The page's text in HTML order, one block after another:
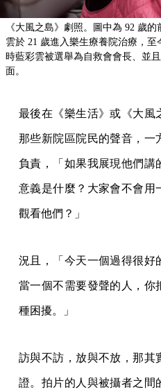
《大風之島》劇照。圖中為 92 歲
雲於 21 歲進入樂生療養院治療，
時藍彩雲被選舉為自救會會長、並
面。
最後在《樂生活》或《大風
那些新院區院民的聲音，一
負責，「如果我展現他們講
意義是什麼？大家會不會用
觀看他們？」
況且，「今天一個過得很好
當一個不需要發聲的人，你
種困擾。」
訪與不訪，放與不放，那其
證。拍片的人與被攝者之間